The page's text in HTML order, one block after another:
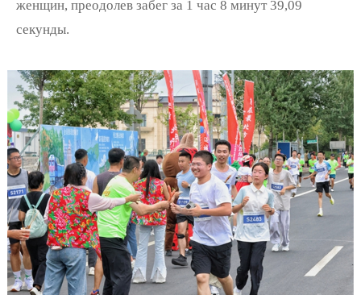
женщин, преодолев забег за 1 час 8 минут 39,09
секунды.